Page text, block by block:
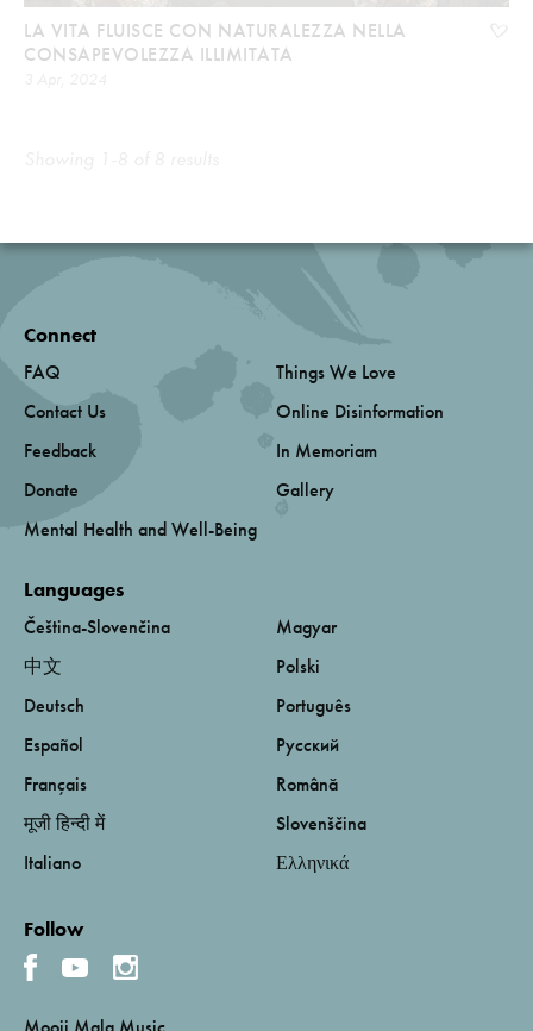
LA VITA FLUISCE CON NATURALEZZA NELLA
CONSAPEVOLEZZA ILLIMITATA
Connect
FAQ
Contact Us
Feedback
Donate
Mental Health and Well-Being
Things We Love
Online Disinformation
In Memoriam
Gallery
Languages
Čeština-Slovenčina
中文
Deutsch
Español
Français
मूजी हिन्दी में
Italiano
Magyar
Polski
Português
Русский
Română
Slovenščina
Ελληνικά
Follow